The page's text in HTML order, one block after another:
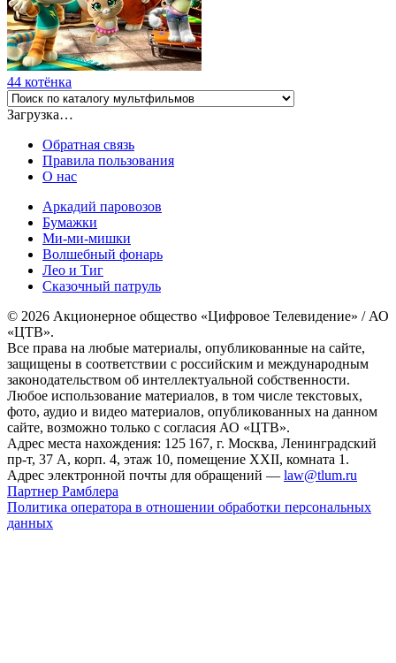
44 котёнка
Загрузка…
Обратная связь
Правила пользования
О нас
Аркадий паровозов
Бумажки
Ми-ми-мишки
Волшебный фонарь
Лео и Тиг
Сказочный патруль
© 2026 Акционерное общество «Цифровое Телевидение» / АО
«ЦТВ».
Все права на любые материалы, опубликованные на сайте,
защищены в соответствии с российским и международным
законодательством об интеллектуальной собственности.
Любое использование материалов, в том числе текстовых,
фото, аудио и видео материалов, опубликованных на данном
сайте, возможно только с согласия АО «ЦТВ».
Адрес места нахождения: 125 167, г. Москва, Ленинградский
пр-т, 37 А, корп. 4, этаж 10, помещение XXII, комната 1.
Адрес электронной почты для обращений — law@tlum.ru
Партнер Рамблера
Политика оператора в отношении обработки персональных
данных